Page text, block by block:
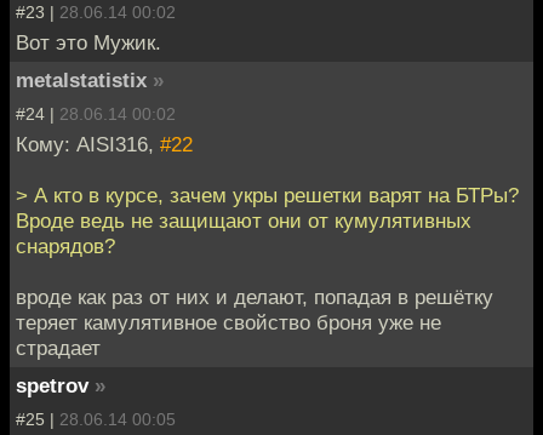
#23 | 28.06.14 00:02
Вот это Мужик.
metalstatistix »
#24 | 28.06.14 00:02
Кому: AISI316, #22
> А кто в курсе, зачем укры решетки варят на БТРы?
Вроде ведь не защищают они от кумулятивных
снарядов?
вроде как раз от них и делают, попадая в решётку
теряет камулятивное свойство броня уже не
страдает
spetrov »
#25 | 28.06.14 00:05